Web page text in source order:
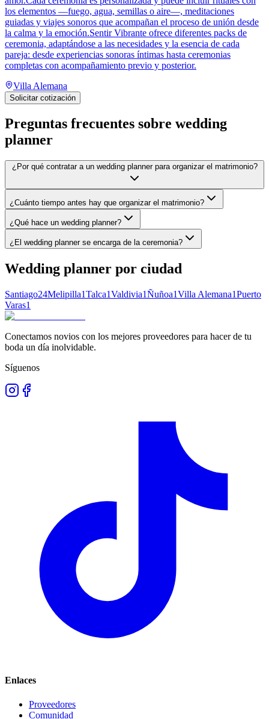
los elementos —fuego, agua, semillas o aire—, meditaciones
guiadas y viajes sonoros que acompañan el proceso de unión desde
la calma y la emoción.Sentir Vibrante ofrece diferentes packs de
ceremonia, adaptándose a las necesidades y la esencia de cada
pareja: desde experiencias sonoras íntimas hasta ceremonias
completas con acompañamiento previo y posterior.
Villa Alemana
Solicitar cotización
Preguntas frecuentes sobre wedding
planner
¿Por qué contratar a un wedding planner para organizar el matrimonio?
¿Cuánto tiempo antes hay que organizar el matrimonio?
¿Qué hace un wedding planner?
¿El wedding planner se encarga de la ceremonia?
Wedding planner por ciudad
Santiago24Melipilla1Talca1Valdivia1Ñuñoa1Villa Alemana1Puerto
Varas1
Conectamos novios con los mejores proveedores para hacer de tu
boda un día inolvidable.
Síguenos
Enlaces
Proveedores
Comunidad